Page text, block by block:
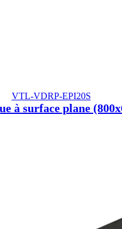
VTL-VDRP-EPI20S
à surface plane